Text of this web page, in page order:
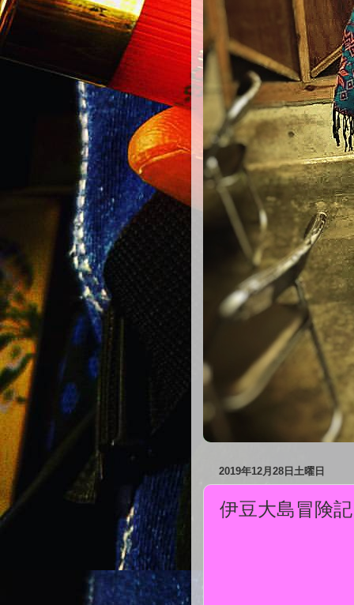
2019年12月28日土曜日
伊豆大島冒険